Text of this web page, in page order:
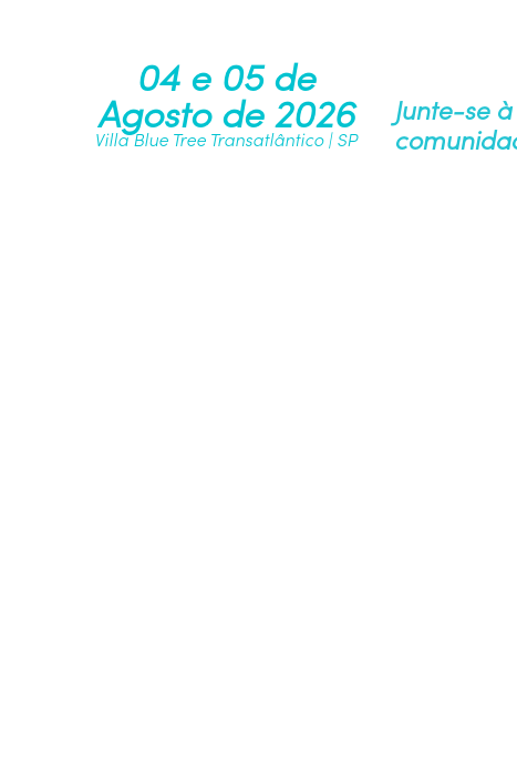
04 e 05 de
Agosto de 2026
Villa Blue Tree Transatlântico | SP
Junte-se